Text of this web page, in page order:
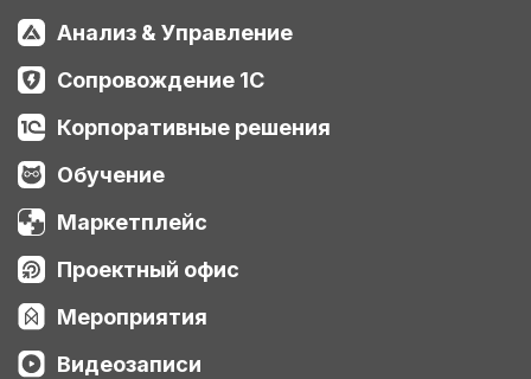
Анализ & Управление
Сопровождение 1С
Корпоративные решения
Обучение
Маркетплейс
Проектный офис
Мероприятия
Видеозаписи